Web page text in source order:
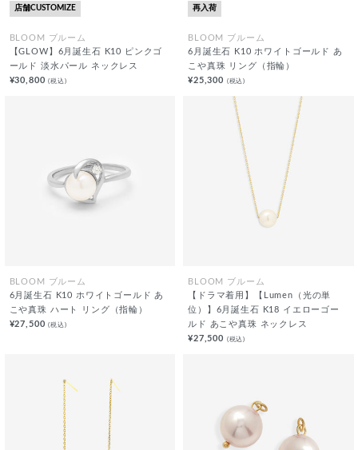
店舗CUSTOMIZE
BLOOM ブルーム
【GLOW】6月誕生石 K10 ピンクゴ
ールド 淡水パール ネックレス
¥30,800(税込)
再入荷
BLOOM ブルーム
6月誕生石 K10 ホワイトゴールド あ
こや真珠 リング（指輪）
¥25,300 (税込)
BLOOM ブルーム
6月誕生石 K10 ホワイトゴールド あ
こや真珠 ハート リング（指輪）
¥27,500(税込)
BLOOM ブルーム
【ドラマ着用】【Lumen（光の単
位）】6月誕生石 K18 イエローゴー
ルド あこや真珠 ネックレス
¥27,500 (税込)